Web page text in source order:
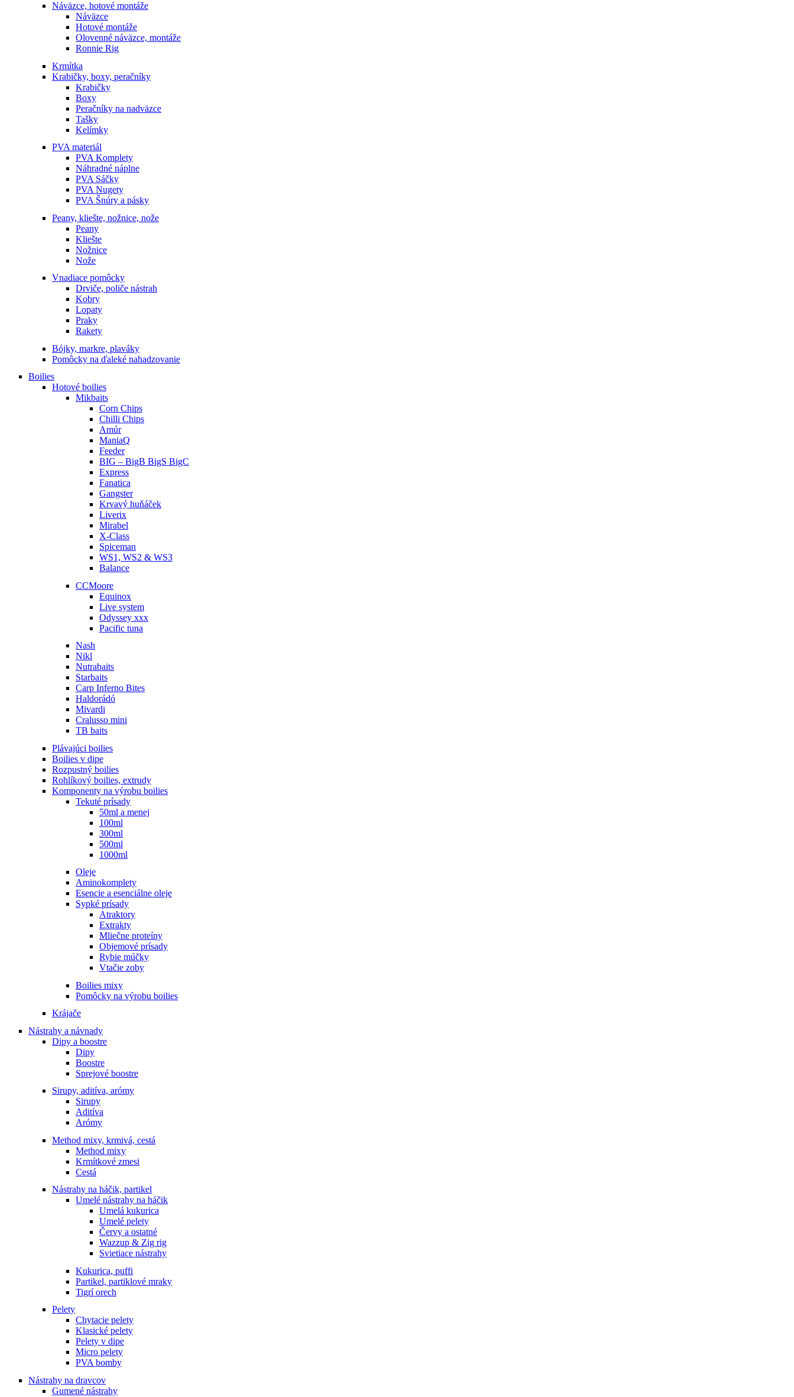
Náväzce, hotové montáže
Náväzce
Hotové montáže
Olovenné náväzce, montáže
Ronnie Rig
Krmítka
Krabičky, boxy, peračníky
Krabičky
Boxy
Peračníky na nadväzce
Tašky
Kelímky
PVA materiál
PVA Komplety
Náhradné náplne
PVA Sáčky
PVA Nugety
PVA Šnúry a pásky
Peany, kliešte, nožnice, nože
Peany
Kliešte
Nožnice
Nože
Vnadiace pomôcky
Drviče, poliče nástrah
Kobry
Lopaty
Praky
Rakety
Bójky, markre, plaváky
Pomôcky na ďaleké nahadzovanie
Boilies
Hotové boilies
Mikbaits
Corn Chips
Chilli Chips
Amúr
ManiaQ
Feeder
BIG – BigB BigS BigC
Express
Fanatica
Gangster
Krvavý huňáček
Liverix
Mirabel
X-Class
Spiceman
WS1, WS2 & WS3
Balance
CCMoore
Equinox
Live system
Odyssey xxx
Pacific tuna
Nash
Nikl
Nutrabaits
Starbaits
Carp Inferno Bites
Haldorádó
Mivardi
Cralusso mini
TB baits
Plávajúci boilies
Boilies v dipe
Rozpustný boilies
Rohlíkový boilies, extrudy
Komponenty na výrobu boilies
Tekuté prísady
50ml a menej
100ml
300ml
500ml
1000ml
Oleje
Aminokomplety
Esencie a esenciálne oleje
Sypké prísady
Atraktory
Extrakty
Mliečne proteíny
Objemové prísady
Rybie múčky
Vtačie zoby
Boilies mixy
Pomôcky na výrobu boilies
Krájače
Nástrahy a návnady
Dipy a boostre
Dipy
Boostre
Sprejové boostre
Sirupy, aditíva, arómy
Sirupy
Aditíva
Arómy
Method mixy, krmivá, cestá
Method mixy
Krmítkové zmesi
Cestá
Nástrahy na háčik, partikel
Umelé nástrahy na háčik
Umelá kukurica
Umelé pelety
Červy a ostatné
Wazzup & Zig rig
Svietiace nástrahy
Kukurica, puffi
Partikel, partiklové mraky
Tigrí orech
Pelety
Chytacie pelety
Klasické pelety
Pelety v dipe
Micro pelety
PVA bomby
Nástrahy na dravcov
Gumené nástrahy